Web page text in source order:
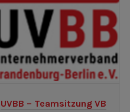
UVBB – Teamsitzung VB